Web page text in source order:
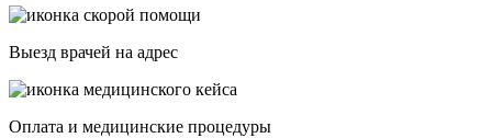
Выезд врачей на адрес
Оплата и медицинские процедуры